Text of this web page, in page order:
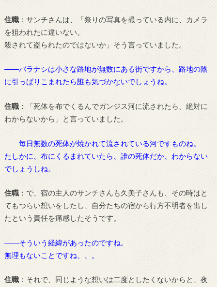
住職：サンチさんは、「祭りの写真を撮っている内に、カメラ
を狙われたに違いない。
殺されて盗られたのではないか」そう言っていました。
――バラナシは小さな路地が無数にある街ですから、路地の陰
に引っぱりこまれたら誰も気づかないでしょうね。
住職：「死体を布でくるんでガンジス河に流されたら、絶対に
わからないから」と言っていました。
――毎日無数の死体が焼かれて流されている河ですものね。
たしかに、布にくるまれていたら、誰の死体だか、わからない
でしょうしね。
住職：で、宿の主人のサンチさんも久美子さんも、その時はと
てもつらい想いをしたし、自分たちの宿から行方不明者を出し
たという責任を痛感したそうです。
――そういう経緯があったのですね。
無理もないことですね、、。
住職：それで、同じような想いは二度としたくないからと、夜